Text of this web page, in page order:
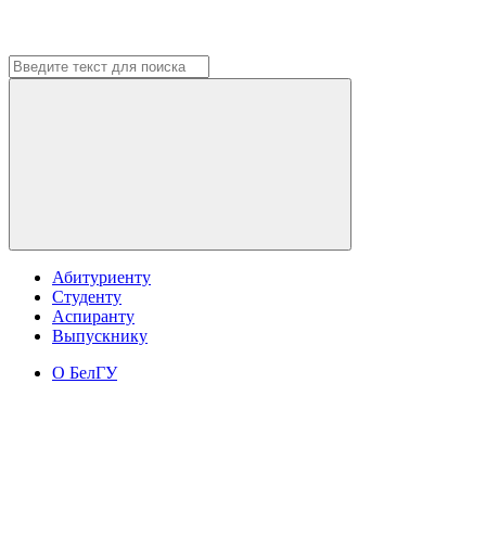
Абитуриенту
Студенту
Аспиранту
Выпускнику
О БелГУ